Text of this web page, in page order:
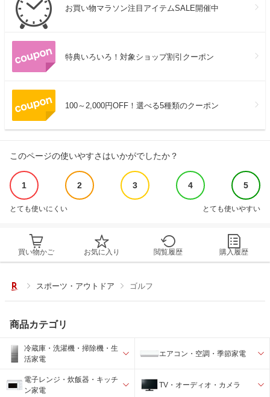
お買い物マラソン注目アイテムSALE開催中
特典いろいろ！対象ショップ割引クーポン
100～2,000円OFF！選べる5種類のクーポン
このページの使いやすさはいかがでしたか？
1 2 3 4 5
とても使いにくい とても使いやすい
買い物かご お気に入り 閲覧履歴 購入履歴
スポーツ・アウトドア ゴルフ
商品カテゴリ
冷蔵庫・洗濯機・掃除機・生
活家電
エアコン・空調・季節家電
電子レンジ・炊飯器・キッチ
ン家電
TV・オーディオ・カメラ